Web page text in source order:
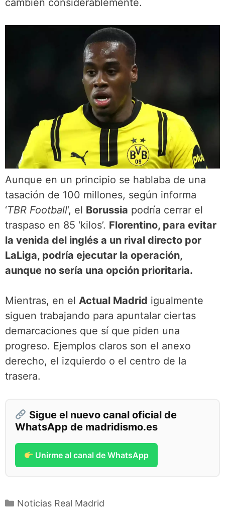
cambien considerablemente.
Aunque en un principio se hablaba de una
tasación de 100 millones, según informa
‘TBR Football‘, el Borussia podría cerrar el
traspaso en 85 ‘kilos’. Florentino, para evitar
la venida del inglés a un rival directo por
LaLiga, podría ejecutar la operación,
aunque no sería una opción prioritaria.
Mientras, en el Actual Madrid igualmente
siguen trabajando para apuntalar ciertas
demarcaciones que sí que piden una
progreso. Ejemplos claros son el anexo
derecho, el izquierdo o el centro de la
trasera.
Sigue el nuevo canal oficial de
WhatsApp de madridismo.es
Unirme al canal de WhatsApp
Categorías
Noticias Real Madrid